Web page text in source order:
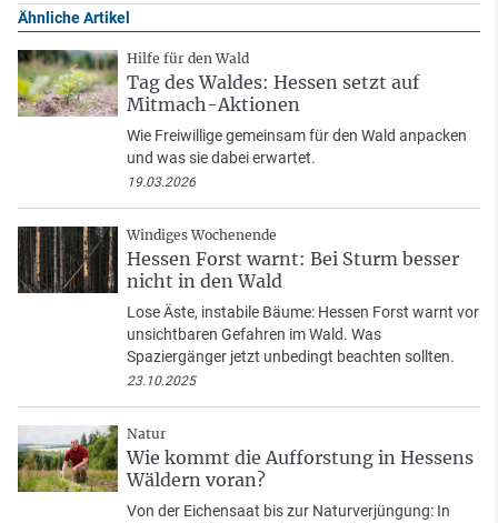
Ähnliche Artikel
Hilfe für den Wald
Tag des Waldes: Hessen setzt auf
Mitmach-Aktionen
Wie Freiwillige gemeinsam für den Wald anpacken
und was sie dabei erwartet.
19.03.2026
Windiges Wochenende
Hessen Forst warnt: Bei Sturm besser
nicht in den Wald
Lose Äste, instabile Bäume: Hessen Forst warnt vor
unsichtbaren Gefahren im Wald. Was
Spaziergänger jetzt unbedingt beachten sollten.
23.10.2025
Natur
Wie kommt die Aufforstung in Hessens
Wäldern voran?
Von der Eichensaat bis zur Naturverjüngung: In